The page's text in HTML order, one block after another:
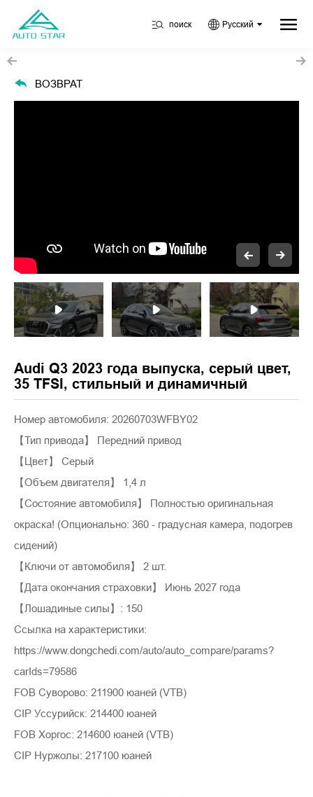
поиск Русский
ВОЗВРАТ
Audi Q3 2023 года выпуска, серый цвет,
35 TFSI, стильный и динамичный
Номер автомобиля: 20260703WFBY02
【Тип привода】 Передний привод
【Цвет】 Серый
【Объем двигателя】 1,4 л
【Состояние автомобиля】 Полностью оригинальная
окраска! (Опционально: 360 - градусная камера, подогрев
сидений)
【Ключи от автомобиля】 2 шт.
【Дата окончания страховки】 Июнь 2027 года
【Лошадиные силы】: 150
Ссылка на характеристики:
https://www.dongchedi.com/auto/auto_compare/params?
carIds=79586
FOB Суворово: 211900 юаней (VTB)
CIP Уссурийск: 214400 юаней
FOB Хоргос: 214600 юаней (VTB)
CIP Нуржолы: 217100 юаней